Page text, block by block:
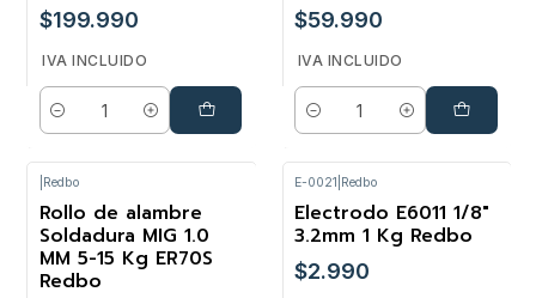
$199.990
IVA INCLUIDO
Cantidad
$59.990
IVA INCLUIDO
Cantidad
Redbo
Rollo de alambre
Soldadura MIG 1.0
MM 5-15 Kg ER70S
Redbo
E-0021 Redbo
Electrodo E6011 1/8"
3.2mm 1 Kg Redbo
$2.990